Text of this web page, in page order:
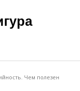
Чем полезен